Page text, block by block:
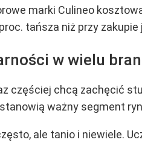
marki Culineo
tańsza niż przy zakupie
w wielu
częściej chcą zachęcić
ważny segment
ale tanio i niewiele.